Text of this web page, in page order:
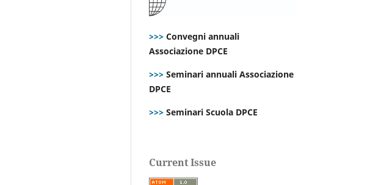
>>> Convegni annuali
Associazione DPCE
>>> Seminari annuali Associazione
DPCE
>>> Seminari Scuola DPCE
Current Issue